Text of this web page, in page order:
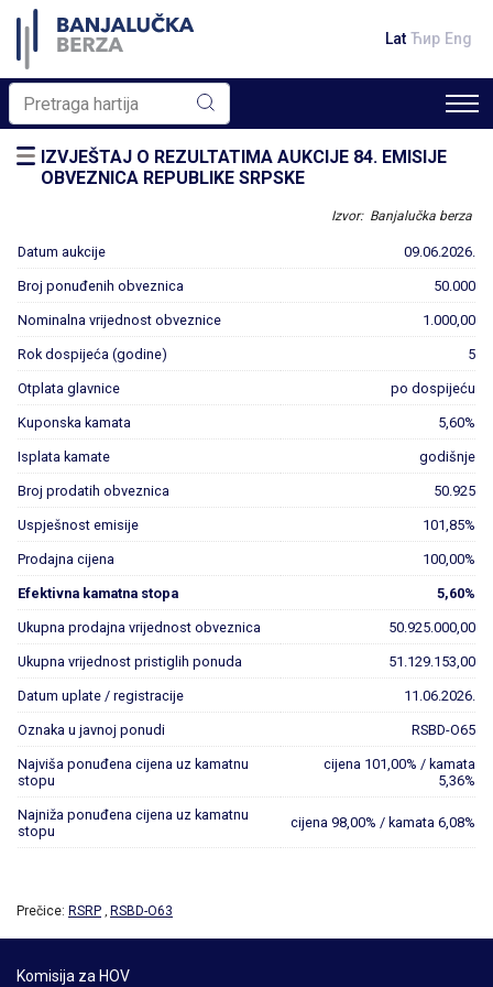
Lat Ћир Eng
IZVJEŠTAJ O REZULTATIMA AUKCIJE 84. EMISIJE
OBVEZNICA REPUBLIKE SRPSKE
Izvor: Banjalučka berza
Datum aukcije 09.06.2026.
Broj ponuđenih obveznica 50.000
Nominalna vrijednost obveznice 1.000,00
Rok dospijeća (godine) 5
Otplata glavnice po dospijeću
Kuponska kamata 5,60%
Isplata kamate godišnje
Broj prodatih obveznica 50.925
Uspješnost emisije 101,85%
Prodajna cijena 100,00%
Efektivna kamatna stopa 5,60%
Ukupna prodajna vrijednost obveznica 50.925.000,00
Ukupna vrijednost pristiglih ponuda 51.129.153,00
Datum uplate / registracije 11.06.2026.
Oznaka u javnoj ponudi RSBD-O65
Najviša ponuđena cijena uz kamatnu
stopu
cijena 101,00% / kamata
5,36%
Najniža ponuđena cijena uz kamatnu
stopu
cijena 98,00% / kamata 6,08%
Prečice: RSRP , RSBD-O63
Komisija za HOV